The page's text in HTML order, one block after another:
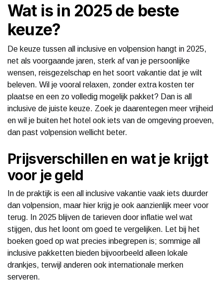
Wat is in 2025 de beste
keuze?
De keuze tussen all inclusive en volpension hangt in 2025,
net als voorgaande jaren, sterk af van je persoonlijke
wensen, reisgezelschap en het soort vakantie dat je wilt
beleven. Wil je vooral relaxen, zonder extra kosten ter
plaatse en een zo volledig mogelijk pakket? Dan is all
inclusive de juiste keuze. Zoek je daarentegen meer vrijheid
en wil je buiten het hotel ook iets van de omgeving proeven,
dan past volpension wellicht beter.
Prijsverschillen en wat je krijgt
voor je geld
In de praktijk is een all inclusive vakantie vaak iets duurder
dan volpension, maar hier krijg je ook aanzienlijk meer voor
terug. In 2025 blijven de tarieven door inflatie wel wat
stijgen, dus het loont om goed te vergelijken. Let bij het
boeken goed op wat precies inbegrepen is; sommige all
inclusive pakketten bieden bijvoorbeeld alleen lokale
drankjes, terwijl anderen ook internationale merken
serveren.